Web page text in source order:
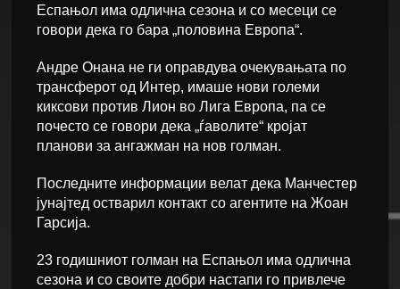
Еспањол има одлична сезона и со месеци се
говори дека го бара „половина Европа“.
Андре Онана не ги оправдува очекувањата по
трансферот од Интер, имаше нови големи
киксови против Лион во Лига Европа, па се
почесто се говори дека „ѓаволите“ кројат
планови за ангажман на нов голман.
Последните информации велат дека Манчестер
јунајтед остварил контакт со агентите на Жоан
Гарсија.
23 годишниот голман на Еспањол има одлична
сезона и со своите добри настапи го привлече